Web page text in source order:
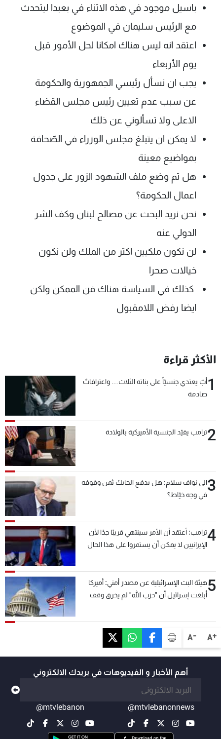
A+
A-
باسيل موجود في هذه الاثناء في بعبدا ليتحدث
مع الرئيس سليمان في الموضوع
اعتقد انه ليس هناك امكانا لحل الأمور قبل
يوم الأربعاء
يجب ان نسأل رئيسي الجمهورية والحكومة
عن سبب عدم تعيين رئيس مجلس القضاء
الاعلى ولا تسألوني عن ذلك
لا يمكن ان يتبلغ مجلس الوزراء في الصّحافة
بمواضيع معينة
هل تم وضع ملف الشهود الزور على جدول
اعمال الحكومة؟
نحن نريد البحث عن مصالح لبنان وكف الشر
الدولي عنه
لن نكون ملكيين اكثر من الملك ولن نكون
خيالات صحرا
كذلك في السياسة هناك فن الممكن ولكن
ايضا رفض اللامقبول
الأكثر قراءة
1أبٌ يعتدي جنسيّاً على بناته الثلاث… واعترافاتٌ
صادمة
2ترامب يقيّد الجنسية الأميركية بالولادة
3الى نواف سلام: هل يدفع الحايك ثمن وقوفه
في وجه خيّاط؟
4ترامب: أعتقد أن الأمر سينتهي قريبًا جدًا لأن
الإيرانيين لا يمكن أن يستمروا على هذا الحال
5هيئة البث الإسرائيلية عن مصدر أمني: أميركا
أبلغت إسرائيل أن "حزب الله" لم يخرق وقف
أهم الأخبار و الفيديوهات في بريدك الالكتروني
@mtvlebanonnews
@mtvlebanon